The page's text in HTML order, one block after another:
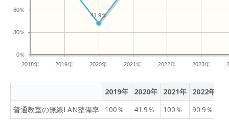
2018年 2019年 2020年 2021年 2022年 2023年
0％
30％
60％
41.9％
2019年 2020年 2021年 2022年
普通教室の無線LAN整備率
100％ 41.9％ 100％ 90.9％